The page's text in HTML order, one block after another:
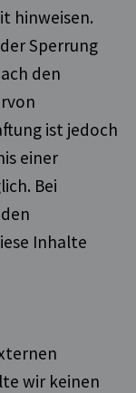
hinweisen.
Sperrung
den
ist jedoch
einer
Bei
Inhalte
wir keinen